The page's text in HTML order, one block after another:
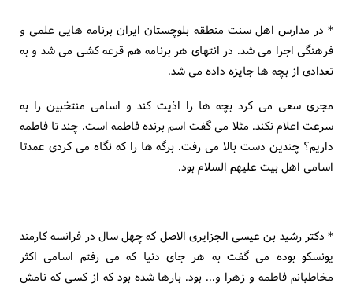
* در مدارس اهل سنت منطقه بلوچستان ایران برنامه هایی علمی و
فرهنگی اجرا می شد. در انتهای هر برنامه هم قرعه کشی می شد و به
تعدادی از بچه ها جایزه داده می شد.
مجری سعی می کرد بچه ها را اذیت کند و اسامی منتخبین را به
سرعت اعلام نکند. مثلا می گفت اسم برنده فاطمه است. چند تا فاطمه
داریم؟ چندین دست بالا می رفت. برگه ها را که نگاه می کردی عمدتا
اسامی اهل بیت علیهم السلام بود.
* دکتر رشید بن عیسی الجزایری الاصل که چهل سال در فرانسه کارمند
یونسکو بوده می گفت به هر جای دنیا که می رفتم اسامی اکثر
مخاطبانم فاطمه و زهرا و... بود. بارها شده بود که از کسی که نامش